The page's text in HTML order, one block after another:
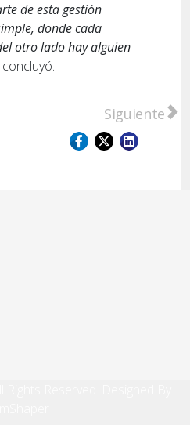
de esta gestión
donde cada
otro lado hay alguien
concluyó.
Raimundo participó de
Artículo
Siguiente